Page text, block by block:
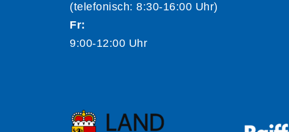
(telefonisch: 8:30-16:00 Uhr)
Fr:
9:00-12:00 Uhr